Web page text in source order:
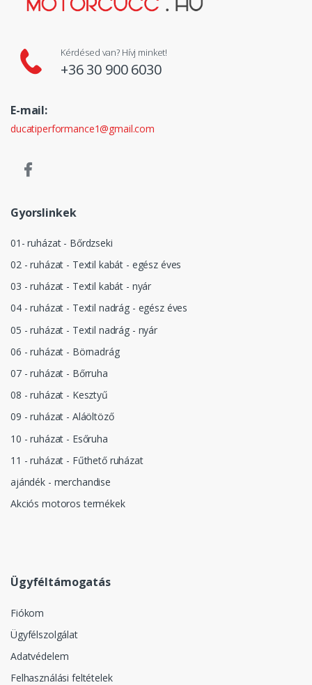
Kérdésed van? Hívj minket!
+36 30 900 6030
E-mail:
ducatiperformance1@gmail.com
Gyorslinkek
01- ruházat - Bőrdzseki
02 - ruházat - Textil kabát - egész éves
03 - ruházat - Textil kabát - nyár
04 - ruházat - Textil nadrág - egész éves
05 - ruházat - Textil nadrág - nyár
06 - ruházat - Börnadrág
07 - ruházat - Bőrruha
08 - ruházat - Kesztyű
09 - ruházat - Aláöltöző
10 - ruházat - Esőruha
11 - ruházat - Fűthető ruházat
ajándék - merchandise
Akciós motoros termékek
Ügyféltámogatás
Fiókom
Ügyfélszolgálat
Adatvédelem
Felhasználási feltételek